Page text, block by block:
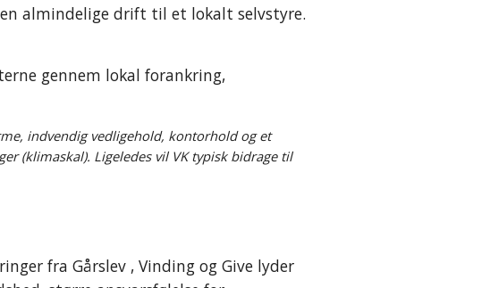
almindelige drift til et lokalt selvstyre.
gennem lokal forankring,
indvendig vedligehold, kontorhold og et
(klimaskal). Ligeledes vil VK typisk bidrage til
fra Gårslev , Vinding og Give lyder